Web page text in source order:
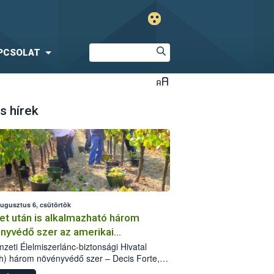
hírek
6, csütörtök
után is alkalmazható három
szer az amerikai
ellen
Élelmiszerlánc-biztonsági Hivatal
három növényvédő szer – Decis Forte,
24 EW, Oroganic – engedélyokiratát